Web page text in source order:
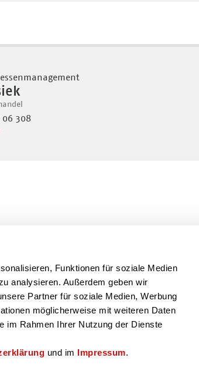
Funktionen für soziale Medien
analysieren. Außerdem geben wir
Partner für soziale Medien, Werbung
möglicherweise mit weiteren Daten
im Rahmen Ihrer Nutzung der Dienste
und im Impressum.
06 308